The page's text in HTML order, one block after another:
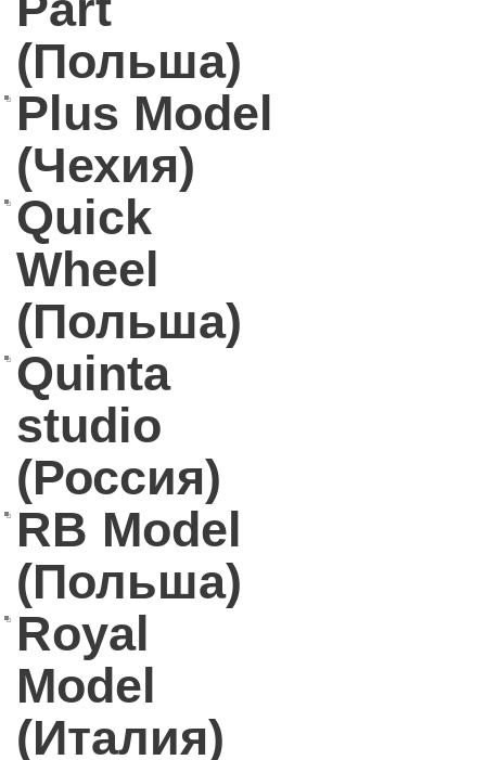
(Польша)
Plus Model
(Чехия)
Quick
Wheel
(Польша)
Quinta
studio
(Россия)
RB Model
(Польша)
Royal
Model
(Италия)